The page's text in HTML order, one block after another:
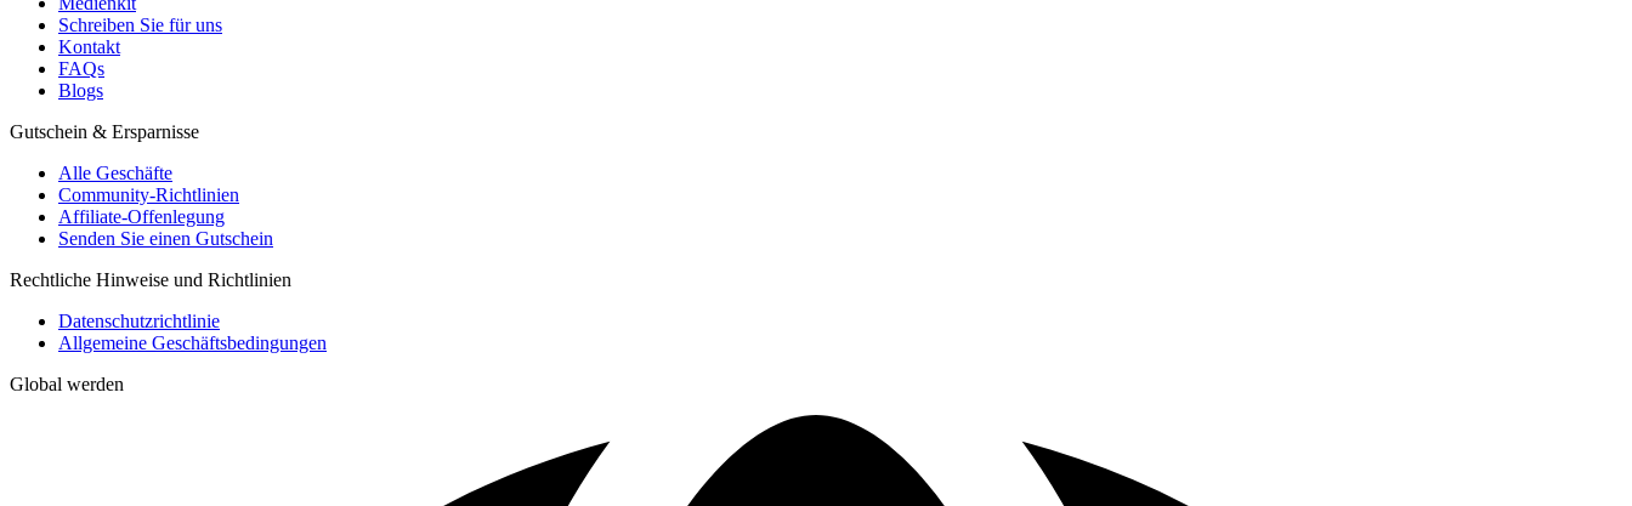
Schreiben Sie für uns
Kontakt
FAQs
Blogs
Gutschein & Ersparnisse
Alle Geschäfte
Community-Richtlinien
Affiliate-Offenlegung
Senden Sie einen Gutschein
Rechtliche Hinweise und Richtlinien
Datenschutzrichtlinie
Allgemeine Geschäftsbedingungen
Global werden